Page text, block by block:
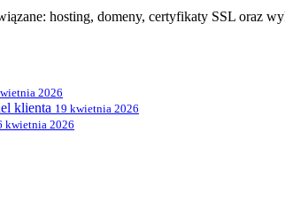
hosting, domeny, certyfikaty SSL oraz
2026
klienta 19 kwietnia 2026
kwietnia 2026